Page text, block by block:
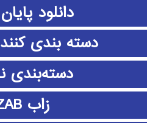
دانلود
دسته بندی
دسته‌بندی
زاب ZAB